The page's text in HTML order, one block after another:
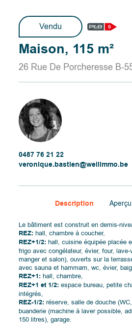
Vendu
Maison, 115 m²
26 Rue De Porcheresse B-
0487 76 21 22
veronique.bastien@wellimmo.be
Description Aperçu
Le bâtiment est construit en demis-
REZ: hall, chambre à coucher,
REZ+1/2: hall, cuisine équipée placée
frigo avec congélateur, évier, four,
manger et salon), ouverts sur la
avec sauna et hammam, wc, évier,
REZ+1: hall, chambre,
REZ+1 et 1/2: espace bureau, petite
intégrés,
REZ-1/2: réserve, salle de douche
buanderie (machine à laver possible,
150 litres), garage.